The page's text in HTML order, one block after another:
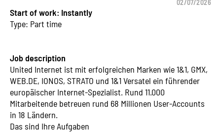
02/07/2026
Start of work: Instantly
Type: Part time
Job description
United Internet ist mit erfolgreichen Marken wie 1&1, GMX,
WEB.DE, IONOS, STRATO und 1&1 Versatel ein führender
europäischer Internet-Spezialist. Rund 11.000
Mitarbeitende betreuen rund 68 Millionen User-Accounts
in 18 Ländern.
Das sind Ihre Aufgaben